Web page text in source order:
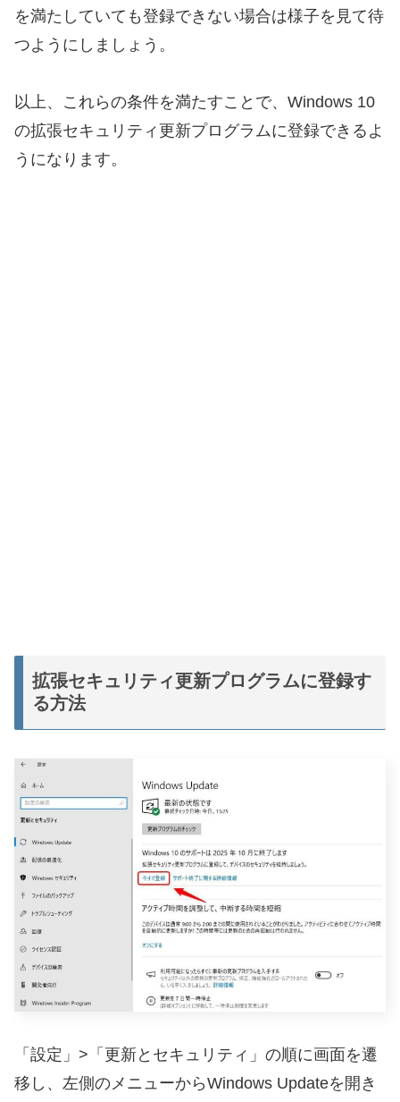
を満たしていても登録できない場合は様子を見て待
つようにしましょう。
以上、これらの条件を満たすことで、Windows 10
の拡張セキュリティ更新プログラムに登録できるよ
うになります。
拡張セキュリティ更新プログラムに登録す
る方法
「設定」>「更新とセキュリティ」の順に画面を遷
移し、左側のメニューからWindows Updateを開き